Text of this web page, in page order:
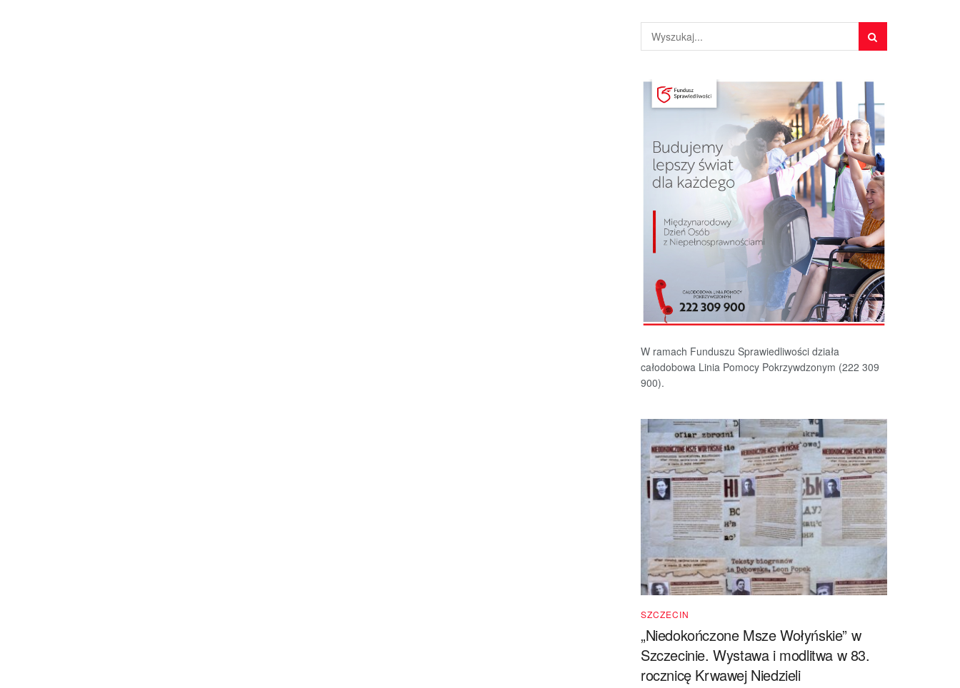
W ramach Funduszu Sprawiedliwości działa
całodobowa Linia Pomocy Pokrzywdzonym (222 309
900).
SZCZECIN
„Niedokończone Msze Wołyńskie” w
Szczecinie. Wystawa i modlitwa w 83.
rocznicę Krwawej Niedzieli